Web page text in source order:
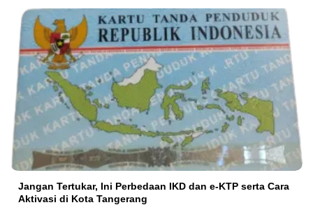
Jangan Tertukar, Ini Perbedaan IKD dan e-KTP serta Cara
Aktivasi di Kota Tangerang